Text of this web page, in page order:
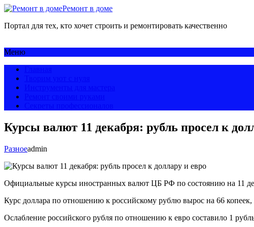
Ремонт в доме
Портал для тех, кто хочет строить и ремонтировать качественно
Меню
Курсы валют 11 декабря: рубль просел к
Разноеadmin
Официальные курсы иностранных валют ЦБ РФ по состоянию на 11
Курс доллара по отношению к российскому рублю вырос на 66 копеек,
Ослабление российского рубля по отношению к евро составило 1